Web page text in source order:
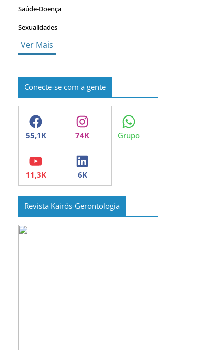
Saúde-Doença
Sexualidades
Ver Mais
Conecte-se com a gente
Facebook Instagram WhatsApp
YouTube LinkedIn
Revista Kairós-Gerontologia